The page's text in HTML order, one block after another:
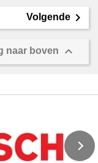
Volgende 
naar boven 